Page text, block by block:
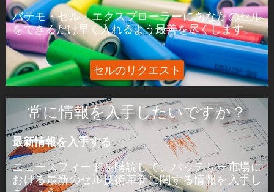
ピーク電流は、セルが5分間供給できる電流であ
る。
バテモ・セル・エクスプローラーにあなたのセル
をできるだけ早く入れるよう最善を尽くします。
セルのリクエスト
常に情報を入手したいですか？
最新情報を入手する
ニュースフィードを購読して、バッテリー市場に
おける最新のセル技術革新に関する情報を入手し